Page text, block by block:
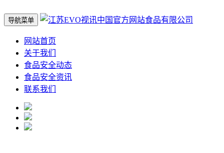
导航菜单
网站首页
关于我们
食品安全动态
食品安全资讯
联系我们